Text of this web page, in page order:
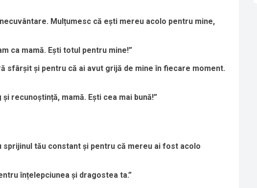
Mulțumesc că ești mereu acolo pentru mine,
ca mamă. Ești totul pentru mine!”
sfârșit și pentru că ai avut grijă de mine în fiecare moment.
recunoștință, mamă. Ești cea mai bună!”
sprijinul tău constant și pentru că mereu ai fost acolo
înțelepciunea și dragostea ta.”